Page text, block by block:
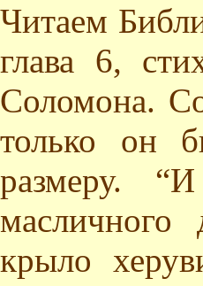
Читаем
глава 6,
Соломона.
только он
размеру.
крыло